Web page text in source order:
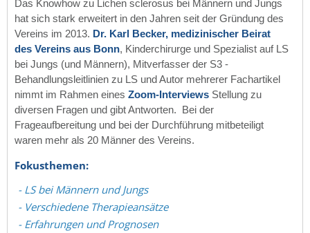
Das Knowhow zu Lichen sclerosus bei Männern und Jungs
hat sich stark erweitert in den Jahren seit der Gründung des
Vereins im 2013. Dr. Karl Becker, medizinischer Beirat
des Vereins aus Bonn, Kinderchirurge und Spezialist auf LS
bei Jungs (und Männern), Mitverfasser der S3 -
Behandlungsleitlinien zu LS und Autor mehrerer Fachartikel
nimmt im Rahmen eines Zoom-Interviews Stellung zu
diversen Fragen und gibt Antworten. Bei der
Frageaufbereitung und bei der Durchführung mitbeteiligt
waren mehr als 20 Männer des Vereins.
Fokusthemen:
- LS bei Männern und Jungs
- Verschiedene Therapieansätze
- Erfahrungen und Prognosen